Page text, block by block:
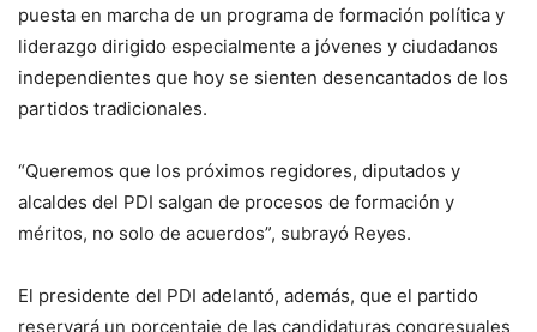
puesta en marcha de un programa de formación política y
liderazgo dirigido especialmente a jóvenes y ciudadanos
independientes que hoy se sienten desencantados de los
partidos tradicionales.
“Queremos que los próximos regidores, diputados y
alcaldes del PDI salgan de procesos de formación y
méritos, no solo de acuerdos”, subrayó Reyes.
El presidente del PDI adelantó, además, que el partido
reservará un porcentaje de las candidaturas congresuales